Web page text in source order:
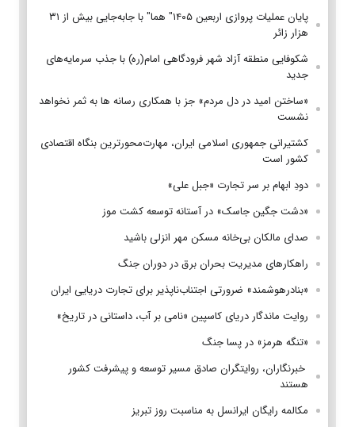
پایان عملیات پروازی اربعین ۱۴۰۵" هما" با جابه‌جایی بیش از ۳۱
هزار زائر
شکوفایی منطقه آزاد شهر فرودگاهی امام(ره) با جذب سرمایه‌های
جدید
«ساختن امید در دل مردم» جز با همکاری رسانه ها به ثمر نخواهد
نشست
کشتیرانی جمهوری اسلامی ایران، مهارت‌محورترین بنگاه اقتصادی
کشور است
دودِ ابهام بر سر تجارت «جبل علی»
«دشت جگین جاسک» در آستانه توسعه کشت موز
صدای مالکان بی‌خانه مسکن مهر انزلی باشید
راهکارهای مدیریت بحران برق در دوران جنگ
«بنادرهوشمند» ضرورتی اجتناب‌ناپذیر برای تجارت دریایی ایران
روایت ماندگار دریای کاسپین «نامی بر آب، داستانی در تاریخ»
«تنگه هرمز» در پسا جنگ
‌ خبرنگاران، روایتگران صادق مسیر توسعه و پیشرفت کشور
هستند
مکالمه رایگان ایرانسل به مناسبت روز تبریز